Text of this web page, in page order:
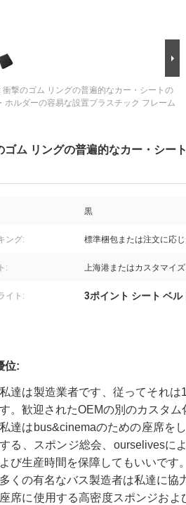
衝撃のゴム リングの普遍的なカー・シートの
ホルダーの容易な設置プラスチック フレーム
ゴム リングの普遍的なカー・シー
黒
ング: 標準梱包または注文に応
: 上海港またはカスタマイ
イト: 3ポイント シート ベル
位:
私達は製造業者です、従ってそれ
す。歓迎されたOEMの別のカスタ
私達はbus&cinemaのための座席を
する、スポンジ総会、ourselivesに
よび生産時間を保障してもいいです。
多くの有名なバス製造者は私達に
座席に使用する高密度スポンジお